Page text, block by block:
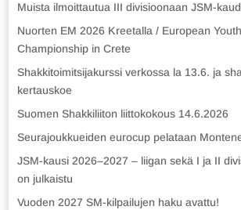
Muista ilmoittautua III divisioonaan JSM-
Nuorten EM 2026 Kreetalla / European
Championship in Crete
Shakkitoimitsijakurssi verkossa la 13.6. ja
kertauskoe
Suomen Shakkiliiton liittokokous 14.6.2026
Seurajoukkueiden eurocup pelataan
JSM-kausi 2026–2027 – liigan sekä I ja II
on julkaistu
Vuoden 2027 SM-kilpailujen haku avattu!